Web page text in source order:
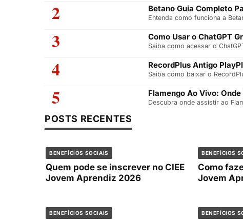
2 Betano Guia Completo
Entenda como funciona a
3 Como Usar o ChatGPT
Saiba como acessar o
4 RecordPlus Antigo
Saiba como baixar o
5 Flamengo Ao Vivo:
Descubra onde assistir ao
POSTS RECENTES
BENEFÍCIOS SOCIAIS
Quem pode se inscrever no CIEE
Jovem Aprendiz 2026
BENEFÍCIOS
Como
Jovem
BENEFÍCIOS SOCIAIS BENEFÍCIOS